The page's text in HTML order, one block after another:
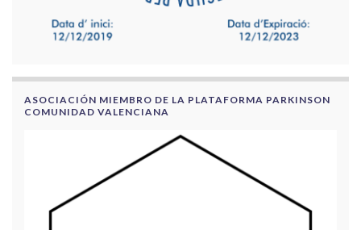
ASOCIACIÓN MIEMBRO DE LA PLATAFORMA PARKINSON
COMUNIDAD VALENCIANA